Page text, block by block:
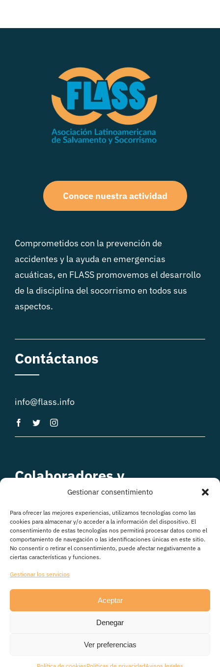
Gestionar consentimiento
Para ofrecer las mejores experiencias, utilizamos tecnologías como las
cookies para almacenar y/o acceder a la información del dispositivo. El
consentimiento de estas tecnologías nos permitirá procesar datos como el
comportamiento de navegación o las identificaciones únicas en este sitio.
No consentir o retirar el consentimiento, puede afectar negativamente a
ciertas características y funciones.
Gestionar los servicios
Aceptar
Denegar
Ver preferencias
Conoce nuestra actividad
Comprometidos con la prevención de
accidentes y la ayuda en emergencias
acuáticas, en FLASS promovemos el desarrollo
de la disciplina del socorrismo en todos sus
aspectos.
Contáctanos
info@flass.info
Colaboradores y
patrocinadores
Política de Privacidad
Transparencia